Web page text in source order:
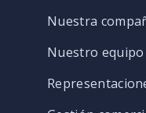
Nuestra
Nuestro equipo